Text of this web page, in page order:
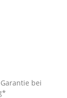
bei